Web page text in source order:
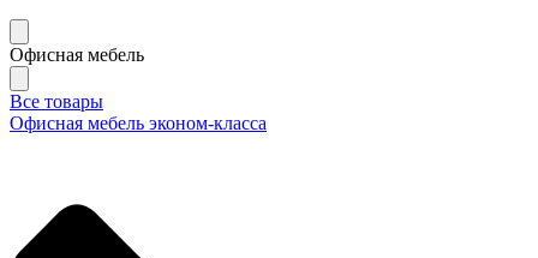
Офисная мебель
Все товары
Офисная мебель эконом-класса